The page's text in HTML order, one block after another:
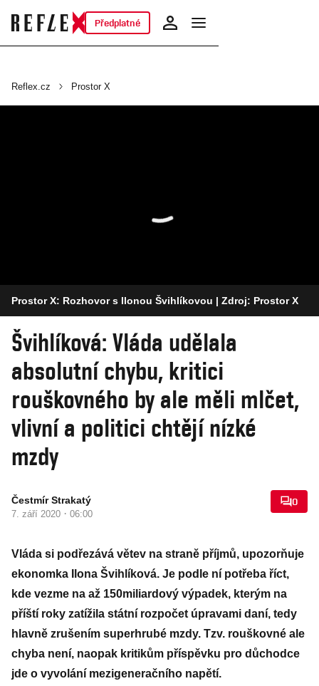
Předplatné
Reflex.cz Prostor X
Prostor X: Rozhovor s Ilonou Švihlíkovou | Zdroj: Prostor X
Švihlíková: Vláda udělala
absolutní chybu, kritici
rouškovného by ale měli mlčet,
vlivní a politici chtějí nízké
mzdy
Čestmír Strakatý
7. září 2020 · 06:00
0
Vláda si podřezává větev na straně příjmů, upozorňuje
ekonomka Ilona Švihlíková. Je podle ní potřeba říct,
kde vezme na až 150miliardový výpadek, kterým na
příští roky zatížila státní rozpočet úpravami daní, tedy
hlavně zrušením superhrubé mzdy. Tzv. rouškovné ale
chyba není, naopak kritikům příspěvku pro důchodce
jde o vyvolání mezigeneračního napětí.